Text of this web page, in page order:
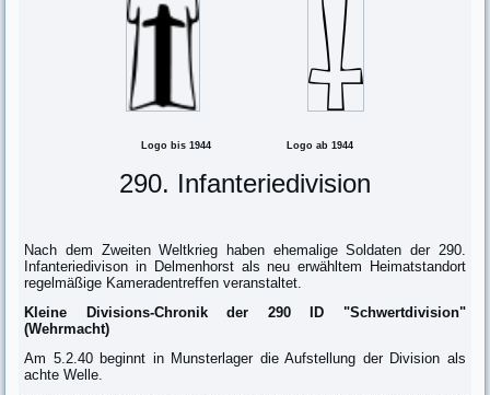
Logo bis 1944 Logo ab 1944
290. Infanteriedivision
Nach dem Zweiten Weltkrieg haben ehemalige Soldaten der 290.
Infanteriedivison in Delmenhorst als neu erwähltem Heimatstandort
regelmäßige Kameradentreffen veranstaltet.
Kleine Divisions-Chronik der 290 ID "Schwertdivision"
(Wehrmacht)
Am 5.2.40 beginnt in Munsterlager die Aufstellung der Division als
achte Welle.